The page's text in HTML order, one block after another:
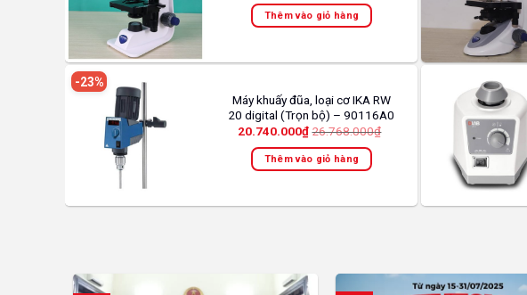
Thêm vào giỏ hàng
-23%
Máy khuấy đũa, loại cơ IKA RW
20 digital (Trọn bộ) – 90116A0
20.740.000₫ 26.768.000₫
Thêm vào giỏ hàng